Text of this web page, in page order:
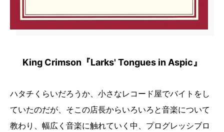
King Crimson『Larks' Tongues in Aspic』
ハタチくらいだろうか、小さなレコード屋でバイトをし
ていたのだが、そこの店長からいろいろと音楽について
教わり、幅広く音楽に触れていく中、プログレッシブロ